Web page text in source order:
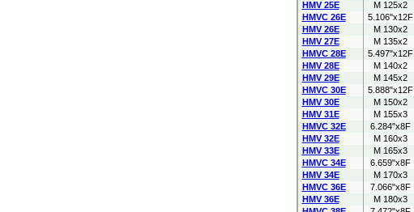
HMV 25E
M 125x2
HMVC 26E
5.106"x12F
HMV 26E
M 130x2
HMV 27E
M 135x2
HMVC 28E
5.497"x12F
HMV 28E
M 140x2
HMV 29E
M 145x2
HMVC 30E
5.888"x12F
HMV 30E
M 150x2
HMV 31E
M 155x3
HMVC 32E
6.284"x8F
HMV 32E
M 160x3
HMV 33E
M 165x3
HMVC 34E
6.659"x8F
HMV 34E
M 170x3
HMVC 36E
7.066"x8F
HMV 36E
M 180x3